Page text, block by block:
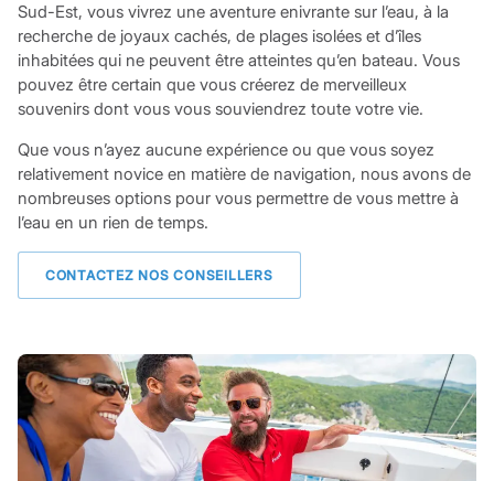
Sud-Est, vous vivrez une aventure enivrante sur l’eau, à la
recherche de joyaux cachés, de plages isolées et d’îles
inhabitées qui ne peuvent être atteintes qu’en bateau. Vous
pouvez être certain que vous créerez de merveilleux
souvenirs dont vous vous souviendrez toute votre vie.
Que vous n’ayez aucune expérience ou que vous soyez
relativement novice en matière de navigation, nous avons de
nombreuses options pour vous permettre de vous mettre à
l’eau en un rien de temps.
CONTACTEZ NOS CONSEILLERS